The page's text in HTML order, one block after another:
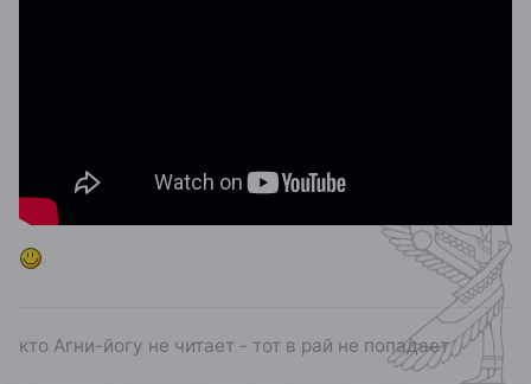
кто Агни-йогу не читает - тот в рай не попадает